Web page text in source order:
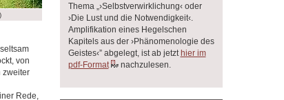
von
zweiter
Rede,
Thema „›Selbstverwirklichung‹ oder
›Die Lust und die Notwendigkeit‹.
Amplifikation eines Hegelschen
Kapitels aus der ›Phänomenologie des
Geistes‹” abgelegt, ist ab jetzt hier im
pdf-Format
nachzulesen.